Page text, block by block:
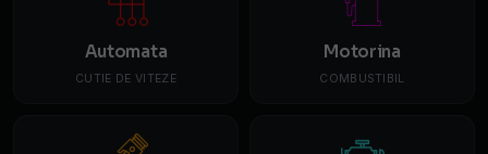
Automata
CUTIE DE VITEZE
Motorina
COMBUSTIBIL